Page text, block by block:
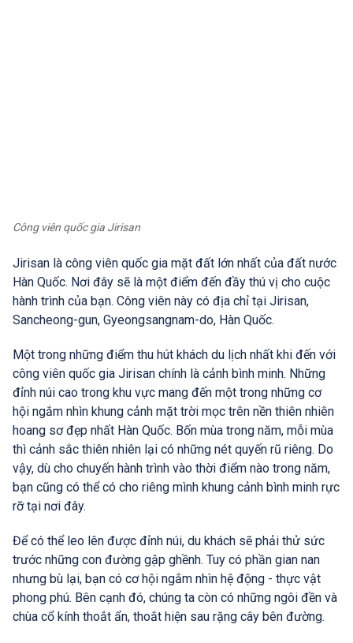
Công viên quốc gia Jirisan
Jirisan là công viên quốc gia mặt đất lớn nhất của đất nước
Hàn Quốc. Nơi đây sẽ là một điểm đến đầy thú vị cho cuộc
hành trình của bạn. Công viên này có địa chỉ tại Jirisan,
Sancheong-gun, Gyeongsangnam-do, Hàn Quốc.
Một trong những điểm thu hút khách du lịch nhất khi đến với
công viên quốc gia Jirisan chính là cảnh bình minh. Những
đỉnh núi cao trong khu vực mang đến một trong những cơ
hội ngắm nhìn khung cảnh mặt trời mọc trên nền thiên nhiên
hoang sơ đẹp nhất Hàn Quốc. Bốn mùa trong năm, mỗi mùa
thì cảnh sắc thiên nhiên lại có những nét quyến rũ riêng. Do
vậy, dù cho chuyến hành trình vào thời điểm nào trong năm,
bạn cũng có thể có cho riêng mình khung cảnh bình minh rực
rỡ tại nơi đây.
Để có thể leo lên được đỉnh núi, du khách sẽ phải thử sức
trước những con đường gập ghềnh. Tuy có phần gian nan
nhưng bù lại, bạn có cơ hội ngắm nhìn hệ động - thực vật
phong phú. Bên cạnh đó, chúng ta còn có những ngôi đền và
chùa cổ kính thoắt ẩn, thoắt hiện sau rặng cây bên đường.